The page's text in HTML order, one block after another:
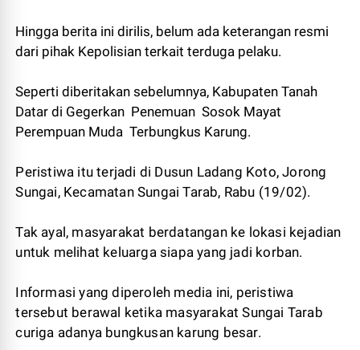
Hingga berita ini dirilis, belum ada keterangan resmi
dari pihak Kepolisian terkait terduga pelaku.
Seperti diberitakan sebelumnya, Kabupaten Tanah
Datar di Gegerkan Penemuan Sosok Mayat
Perempuan Muda Terbungkus Karung.
Peristiwa itu terjadi di Dusun Ladang Koto, Jorong
Sungai, Kecamatan Sungai Tarab, Rabu (19/02).
Tak ayal, masyarakat berdatangan ke lokasi kejadian
untuk melihat keluarga siapa yang jadi korban.
Informasi yang diperoleh media ini, peristiwa
tersebut berawal ketika masyarakat Sungai Tarab
curiga adanya bungkusan karung besar.